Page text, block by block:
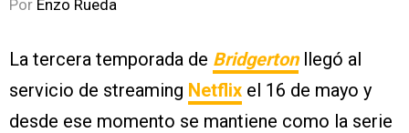
Por Enzo Rueda
La tercera temporada de Bridgertonllegó al
servicio de streaming Netflix el 16 de mayo y
desde ese momento se mantiene como la serie